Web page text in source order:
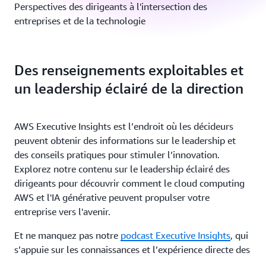
Perspectives des dirigeants à l'intersection des
entreprises et de la technologie
Des renseignements exploitables et
un leadership éclairé de la direction
AWS Executive Insights est l’endroit où les décideurs
peuvent obtenir des informations sur le leadership et
des conseils pratiques pour stimuler l’innovation.
Explorez notre contenu sur le leadership éclairé des
dirigeants pour découvrir comment le cloud computing
AWS et l'IA générative peuvent propulser votre
entreprise vers l'avenir.
Et ne manquez pas notre podcast Executive Insights, qui
s’appuie sur les connaissances et l’expérience directe des